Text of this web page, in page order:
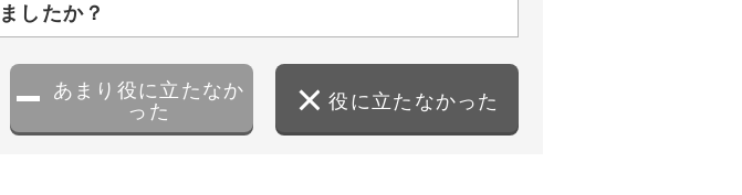
したか？
あまり役に立たなか
った
役に立たなかった